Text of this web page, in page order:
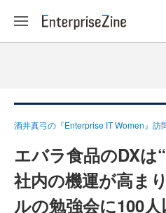
酒井真弓の『Enterprise IT Women』訪
エバラ食品のDX
社内の機運が高ま
ルの勉強会に100